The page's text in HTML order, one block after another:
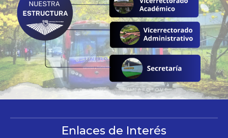
Enlaces de Interés